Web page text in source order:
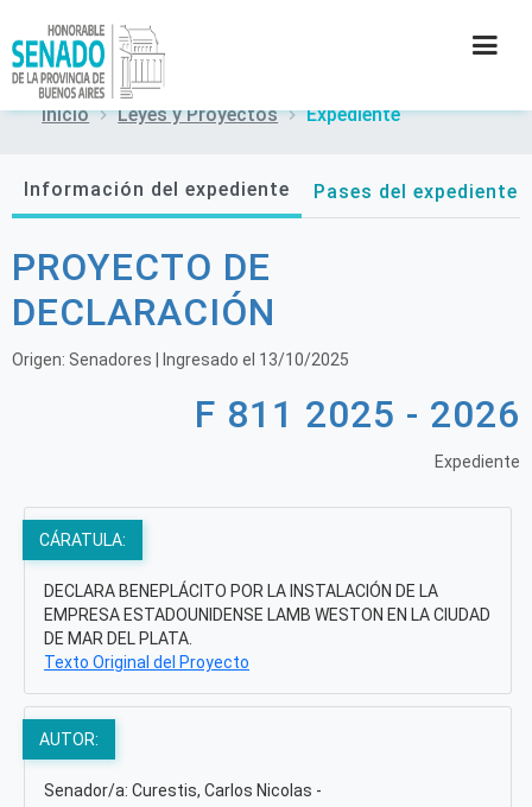
SECRETARÍAS
PRENSA
CONTACTO
Inicio Leyes y Proyectos Expediente
Información del expediente Pases del expediente
PROYECTO DE
DECLARACIÓN
Origen: Senadores | Ingresado el 13/10/2025
F 811 2025 - 2026
Expediente
CÁRATULA:
DECLARA BENEPLÁCITO POR LA INSTALACIÓN DE LA
EMPRESA ESTADOUNIDENSE LAMB WESTON EN LA CIUDAD
DE MAR DEL PLATA.
Texto Original del Proyecto
AUTOR:
Senador/a: Curestis, Carlos Nicolas -